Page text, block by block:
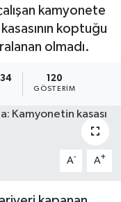
kamyonete
koptuğu
olmadı.
120
GÖSTERIM
A- A+